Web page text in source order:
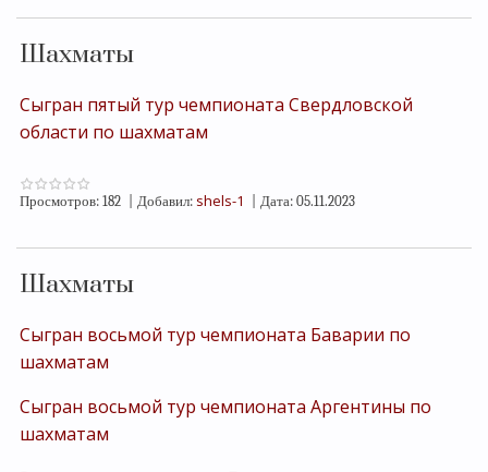
Шахматы
Сыгран пятый тур чемпионата Свердловской
области по шахматам
Просмотров: 182 Добавил: shels-1 Дата: 05.11.2023
Шахматы
Сыгран восьмой тур чемпионата Баварии по
шахматам
Сыгран восьмой тур чемпионата Аргентины по
шахматам